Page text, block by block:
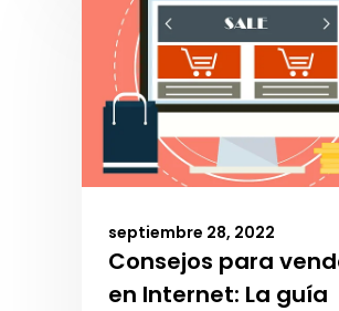
septiembre 28, 2022
Consejos para
en Internet: La guía